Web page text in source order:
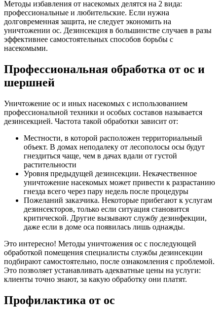
Методы избавления от насекомых делятся на 2 вида:
профессиональные и любительские. Если нужна
долговременная защита, не следует экономить на
уничтожении ос. Дезинсекция в большинстве случаев в разы
эффективнее самостоятельных способов борьбы с
насекомыми.
Профессиональная обработка от ос и
шершней
Уничтожение ос и иных насекомых с использованием
профессиональной техники и особых составов называется
дезинсекцией. Частота такой обработки зависит от:
Местности, в которой расположен территориальный
объект. В домах неподалеку от лесополосы осы будут
гнездиться чаще, чем в дачах вдали от густой
растительности
Уровня предыдущей дезинсекции. Некачественное
уничтожение насекомых может привести к разрастанию
гнезда всего через пару недель после процедуры
Пожеланий заказчика. Некоторые прибегают к услугам
дезинсекторов, только если ситуация становится
критической. Другие вызывают службу дезинфекции,
даже если в доме оса появилась лишь однажды.
Это интересно! Методы уничтожения ос с последующей
обработкой помещения специалисты службы дезинсекции
подбирают самостоятельно, после ознакомления с проблемой.
Это позволяет устанавливать адекватные цены на услуги:
клиенты точно знают, за какую обработку они платят.
Профилактика от ос